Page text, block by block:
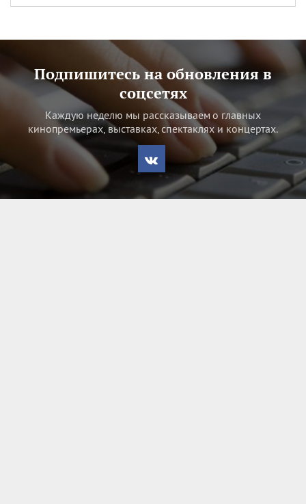
Подпишитесь на обновления в
соцсетях
Каждую неделю мы рассказываем о главных
кинопремьерах, выставках, спектаклях и концертах.